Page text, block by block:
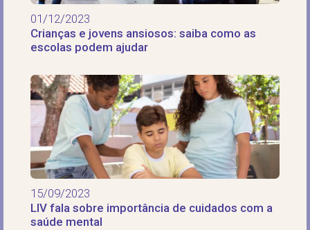
01/12/2023
Crianças e jovens ansiosos: saiba como as
escolas podem ajudar
15/09/2023
LIV fala sobre importância de cuidados com a
saúde mental